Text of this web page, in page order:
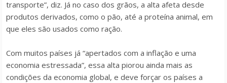
transporte”, diz. Já no caso dos grãos, a alta afeta desde
produtos derivados, como o pão, até a proteína animal, em
que eles são usados como ração.
Com muitos países já “apertados com a inflação e uma
economia estressada”, essa alta piorou ainda mais as
condições da economia global, e deve forçar os países a